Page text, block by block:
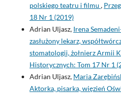
polskiego teatru i filmu ,
18 Nr 1 (2019)
Adrian Uljasz, Irena
zasłużony lekarz,
stomatologii, żołnierz Armii
Historycznych: Tom 17 Nr 1
Adrian Uljasz, Maria
Aktorka, pisarka, więzień